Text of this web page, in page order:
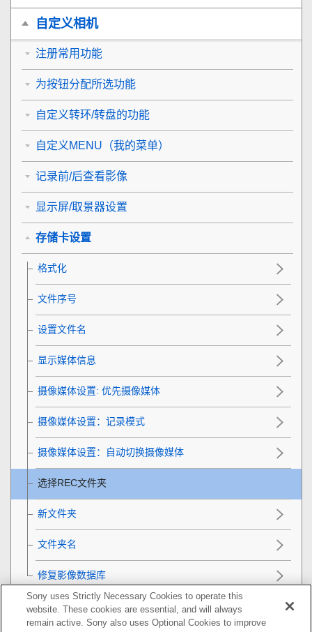
自定义相机
注册常用功能
为按钮分配所选功能
自定义转环/转盘的功能
自定义MENU（我的菜单）
记录前/后查看影像
显示屏/取景器设置
存储卡设置
格式化
文件序号
设置文件名
显示媒体信息
摄像媒体设置: 优先摄像媒体
摄像媒体设置： 记录模式
摄像媒体设置： 自动切换摄像媒体
选择REC文件夹
新文件夹
文件夹名
修复影像数据库
相机设置
Sony uses Strictly Necessary Cookies to operate this
website. These cookies are essential, and will always
remain active. Sony also uses Optional Cookies to improve